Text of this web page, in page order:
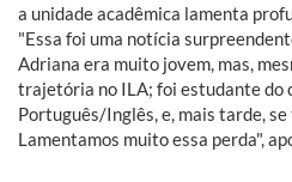
a unidade acadêmica lamenta
"Essa foi uma notícia
Adriana era muito jovem, mas,
trajetória no ILA; foi estudante do
Português/Inglês, e, mais tarde,
Lamentamos muito essa perda",